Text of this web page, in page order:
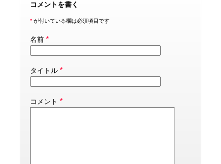
コメントを書く
* が付いている欄は必須項目です
名前 *
タイトル *
コメント *